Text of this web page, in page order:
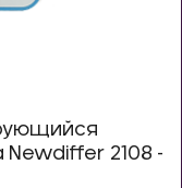
Newdiffer 2108 -